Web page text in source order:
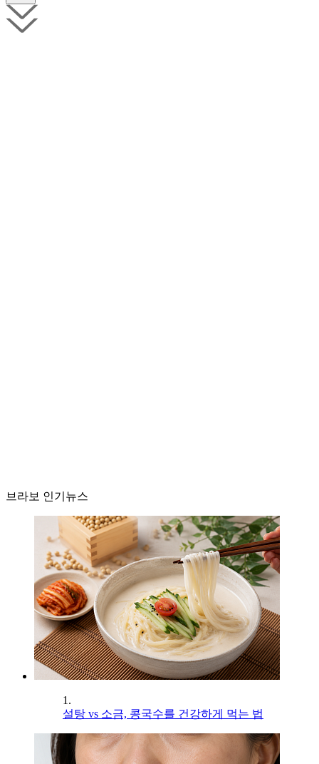
브라보 인기뉴스
1.
설탕 vs 소금, 콩국수를 건강하게 먹는 법